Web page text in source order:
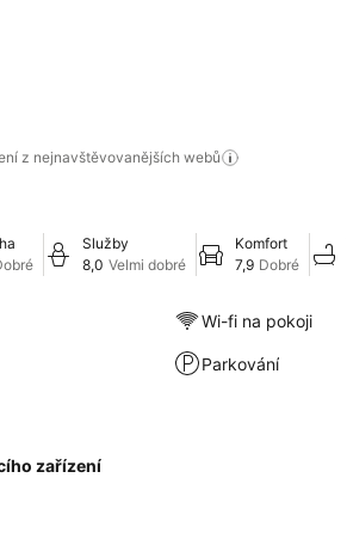
z nejnavštěvovanějších webů
Služby
8,0 Velmi dobré
Komfort
7,9 Dobré
Wi-fi na pokoji
Parkování
zařízení